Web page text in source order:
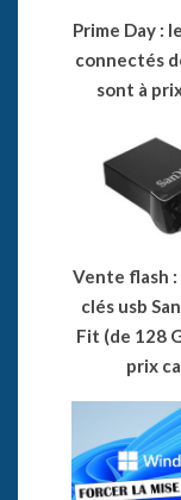
Prime Day :
connectés
sont à
Vente flash
clés usb
Fit (de 128
prix